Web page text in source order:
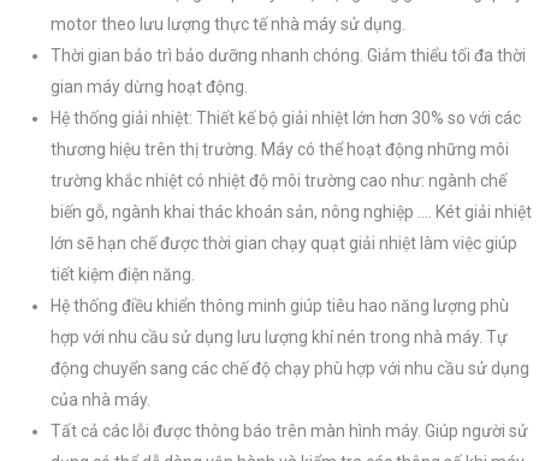
motor theo lưu lượng thực tế nhà máy sử dụng.
Thời gian bảo trì bảo dưỡng nhanh chóng. Giảm thiểu tối đa thời
gian máy dừng hoạt động.
Hệ thống giải nhiệt: Thiết kế bộ giải nhiệt lớn hơn 30% so với các
thương hiệu trên thị trường. Máy có thể hoạt động những môi
trường khắc nhiệt có nhiệt độ môi trường cao như: ngành chế
biến gỗ, ngành khai thác khoán sản, nông nghiệp …. Két giải nhiệt
lớn sẽ hạn chế được thời gian chạy quạt giải nhiệt làm việc giúp
tiết kiệm điện năng.
Hệ thống điều khiển thông minh giúp tiêu hao năng lượng phù
hợp với nhu cầu sử dụng lưu lượng khí nén trong nhà máy. Tự
động chuyển sang các chế độ chạy phù hợp với nhu cầu sử dụng
của nhà máy.
Tất cả các lỗi được thông báo trên màn hình máy. Giúp người sử